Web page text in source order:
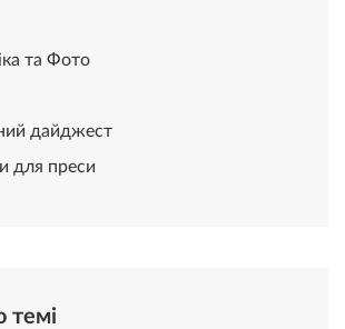
та Фото
дайджест
для преси
темі